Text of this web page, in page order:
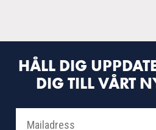
HÅLL DIG
DIG TILL VÅRT